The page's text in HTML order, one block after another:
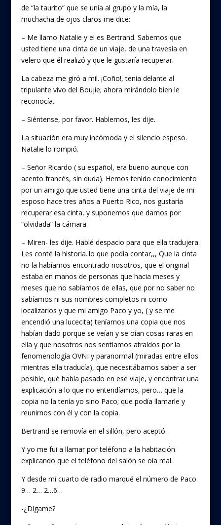
de “la taurito” que se unía al grupo y la mía, la
muchacha de ojos claros me dice:
– Me llamo Natalie y el es Bertrand. Sabemos que
usted tiene una cinta de un viaje, de una travesía en
velero que él realizó y que le gustaría recuperar.
La cabeza me giró a mil. ¡Coño!, tenía delante al
tripulante vivo del Boujie; ahora mirándolo bien le
reconocía.
– Siéntense, por favor. Hablemos, les dije.
La situación era muy incómoda y el silencio espeso.
Natalie lo rompió.
– Señor Ricardo ( su español, era bueno aunque con
acento francés, sin duda). Hemos tenido conocimiento
por un amigo que usted tiene una cinta del viaje de mi
esposo hace tres años a Puerto Rico, nos gustaría
recuperar esa cinta, y suponemos que damos por
“olvidada” la cámara.
– Miren- les dije. Hablé despacio para que ella tradujera.
Les conté la historia..lo que podía contar,,, Que la cinta
no la habíamos encontrado nosotros, que el original
estaba en manos de personas que hacia meses y
meses que no sabíamos de ellas, que por no saber no
sabíamos ni sus nombres completos ni como
localizarlos y que mi amigo Paco y yo, ( y se me
encendió una lucecita) teníamos una copia que nos
habían dado porque se veían y se oían cosas raras en
ella y que nosotros nos sentíamos atraídos por la
fenomenología OVNI y paranormal (miradas entre ellos
mientras ella traducía), que necesitábamos saber a ser
posible, qué había pasado en ese viaje, y encontrar una
explicación a lo que no entendíamos, pero… que la
copia no la tenía yo sino Paco; que podía llamarle y
reunirnos con él y con la copia.
Bertrand se removía en el sillón, pero aceptó.
Y yo me fui a llamar por teléfono a la habitación
explicando que el teléfono del salón se oía mal.
Y desde mi cuarto de radio marqué el número de Paco.
9… 2… 2…6…
-¿Dígame?